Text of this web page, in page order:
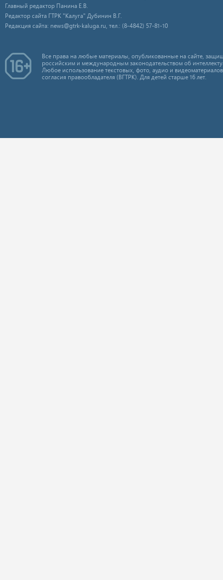
Главный редактор Панина Е.В.
Редактор сайта ГТРК "Калуга" Дубинин В.Г.
Редакция сайта: news@gtrk-kaluga.ru, тел.: (8-4842) 57-81-10
Все права на любые материалы, опубликованные на сайте,
российским и международным законодательством об
Любое использование текстовых, фото, аудио и
согласия правообладателя (ВГТРК). Для детей старше 16 лет.